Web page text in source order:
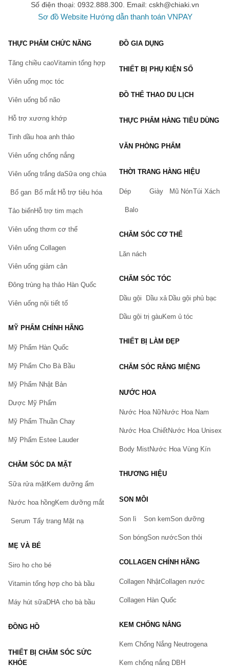
Bạn gặp vấn đề về sản phẩm hay mua hàng?
Hãy báo lỗi cho chúng tôi. Hoặc gọi cho chúng tôi qua số
Vấn đề(*)
Số điện thoại: 0932.888.300. Email: cskh@chiaki.vn
Sơ đồ Website Hướng dẫn thanh toán VNPAY
THỰC PHẨM CHỨC NĂNG
Tăng chiều caoVitamin tổng hợp
Viên uống mọc tóc
Viên uống bổ não
Hỗ trợ xương khớp
Tinh dầu hoa anh thảo
Viên uống chống nắng
Viên uống trắng daSữa ong chúa
Bổ gan Bổ mắt Hỗ trợ tiêu hóa
Tảo biểnHỗ trợ tim mạch
Viên uống thơm cơ thể
Viên uống Collagen
Viên uống giảm cân
Đông trùng hạ thảo Hàn Quốc
Viên uống nội tiết tố
MỸ PHẨM CHÍNH HÃNG
Mỹ Phẩm Hàn Quốc
Mỹ Phẩm Cho Bà Bầu
Mỹ Phẩm Nhật Bản
Dược Mỹ Phẩm
Mỹ Phẩm Thuần Chay
Mỹ Phẩm Estee Lauder
CHĂM SÓC DA MẶT
Sữa rửa mặtKem dưỡng ẩm
Nước hoa hồngKem dưỡng mắt
Serum Tẩy trang Mặt nạ
MẸ VÀ BÉ
Siro ho cho bé
Vitamin tổng hợp cho bà bầu
Máy hút sữaDHA cho bà bầu
ĐỒNG HỒ
THIẾT BỊ CHĂM SÓC SỨC
KHỎE
ĐỒ GIA DỤNG
THIẾT BỊ PHỤ KIỆN SỐ
ĐỒ THỂ THAO DU LỊCH
THỰC PHẨM HÀNG TIÊU DÙNG
VĂN PHÒNG PHẨM
THỜI TRANG HÀNG HIỆU
Dép Giày Mũ NónTúi Xách
Balo
CHĂM SÓC CƠ THỂ
Lăn nách
CHĂM SÓC TÓC
Dầu gội Dầu xả Dầu gội phủ bạc
Dầu gội trị gàuKem ủ tóc
THIẾT BỊ LÀM ĐẸP
CHĂM SÓC RĂNG MIỆNG
NƯỚC HOA
Nước Hoa NữNước Hoa Nam
Nước Hoa ChiếtNước Hoa Unisex
Body MistNước Hoa Vùng Kín
THƯƠNG HIỆU
SON MÔI
Son lì Son kemSon dưỡng
Son bóngSon nướcSon thỏi
COLLAGEN CHÍNH HÃNG
Collagen NhậtCollagen nước
Collagen Hàn Quốc
KEM CHỐNG NẮNG
Kem Chống Nắng Neutrogena
Kem chống nắng DBH